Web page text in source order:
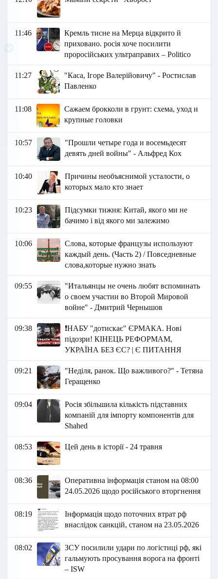
11:46
Кремль тисне на Мерца відкрито й
приховано. росія хоче посилити
проросійських ультраправих – Politico
11:27
"Каса, Ігоре Валерійовичу" - Ростислав
Павленко
11:08
Сажаем брокколи в грунт: схема, уход и
крупные головки
10:57
"Прошли четыре года и восемьдесят
девять дней войны" - Альфред Кох
10:40
Причины необъяснимой усталости, о
которых мало кто знает
10:23
Підсумки тижня: Китай, якого ми не
бачимо і від якого ми залежимо
10:06
Слова, которые французы используют
каждый день. (Часть 2) / Повседневные
слова,которые нужно знать
09:55
"Итальянцы не очень любят вспоминать
о своем участии во Второй Мировой
войне" - Дмитрий Чернышов
09:38
❗️НАБУ "дотискає" ЄРМАКА. Нові
підозри! КІНЕЦЬ РЕФОРМАМ,
УКРАЇНА БЕЗ ЄС? | Є ПИТАННЯ
09:21
"Неділя, ранок. Що важливого?" - Тетяна
Геращенко
09:04
Росія збільшила кількість підставних
компаній для імпорту компонентів для
Shahed
08:53 Цей день в історії - 24 травня
08:36
Оперативна інформація станом на 08:00
24.05.2026 щодо російського вторгнення
08:19
Інформація щодо поточних втрат рф
внаслідок санкцій, станом на 23.05.2026​
08:02
ЗСУ посилили удари по логістиці рф, які
гальмують просування ворога на фронті
– ISW